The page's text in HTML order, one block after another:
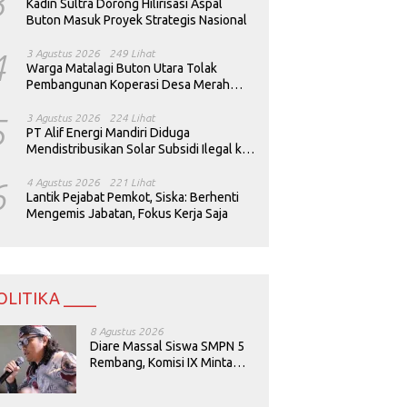
Kadin Sultra Dorong Hilirisasi Aspal
Buton Masuk Proyek Strategis Nasional
3 Agustus 2026 249 Lihat
Warga Matalagi Buton Utara Tolak
Pembangunan Koperasi Desa Merah
3 Agustus 2026 224 Lihat
PT Alif Energi Mandiri Diduga
Mendistribusikan Solar Subsidi Ilegal ke
4 Agustus 2026 221 Lihat
Lantik Pejabat Pemkot, Siska: Berhenti
Mengemis Jabatan, Fokus Kerja Saja
____
8 Agustus 2026
Diare Massal Siswa SMPN 5
Rembang, Komisi IX Minta